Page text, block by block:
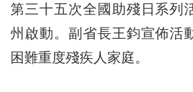
第三十五次全國助殘日系列
州啟動。副省長王鈞宣佈活
困難重度殘疾人家庭。